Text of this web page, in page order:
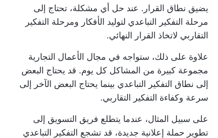
يضيق نطاق القرار. عند حل أي مشكلة، تحتاج إلى
مرحلة التفكير التباعدي لتوليد الأفكار ومرحلة التفكير
التقاربي لاتخاذ القرار النهائي.
علاوة على ذلك، ستواجه في مجال الأعمال التجارية
مجموعة كبيرة من المشاكل كل يوم. قد يحتاج البعض
إلى نطاق التفكير التباعدي بينما يحتاج البعض الآخر إلى
سرعة وكفاءة التفكير التقاربي.
على سبيل المثال، عندما يتطلع فريق التسويق إلى
تطوير حملة إعلانية جديدة، قد تشجع التفكير التباعدي